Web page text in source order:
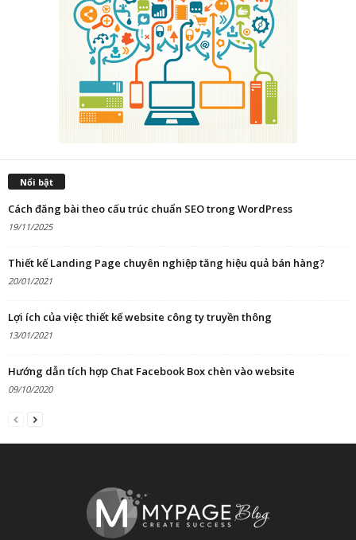
Nổi bật
Cách đăng bài theo cấu trúc chuẩn SEO trong WordPress
19/11/2025
Thiết kế Landing Page chuyên nghiệp tăng hiệu quả bán hàng?
20/01/2021
Lợi ích của việc thiết kế website công ty truyền thông
13/01/2021
Hướng dẫn tích hợp Chat Facebook Box chèn vào website
09/10/2020